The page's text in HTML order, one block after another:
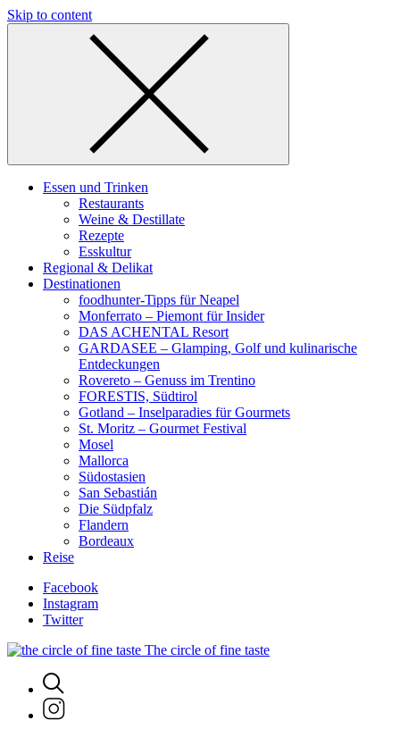
Skip to content
Essen und Trinken
Restaurants
Weine & Destillate
Rezepte
Esskultur
Regional & Delikat
Destinationen
foodhunter-Tipps für Neapel
Monferrato – Piemont für Insider
DAS ACHENTAL Resort
GARDASEE – Glamping, Golf und kulinarische
Entdeckungen
Rovereto – Genuss im Trentino
FORESTIS, Südtirol
Gotland – Inselparadies für Gourmets
St. Moritz – Gourmet Festival
Mosel
Mallorca
Südostasien
San Sebastián
Die Südpfalz
Flandern
Bordeaux
Reise
Facebook
Instagram
Twitter
The circle of fine taste